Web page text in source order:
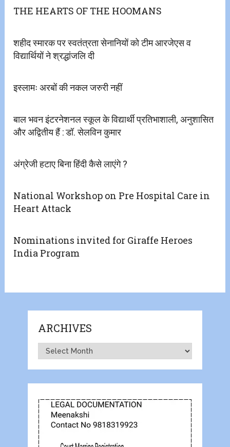
THE HEARTS OF THE HOOMANS
शहीद स्मारक पर स्वतंत्रता सेनानियों को टीम आरजेएस व
विद्यार्थियों ने श्रद्धांजलि दी
इस्लामः अरबों की नकल जरुरी नहीं
बाल भवन इंटरनेशनल स्कूल के विद्यार्थी प्रतिभाशाली, अनुशासित
और अद्वितीय हैं : डॉ. सेलविन कुमार
अंग्रेजी हटाए बिना हिंदी कैसे लाएंगे ?
National Workshop on Pre Hospital Care in
Heart Attack
Nominations invited for Giraffe Heroes
India Program
ARCHIVES
Archives